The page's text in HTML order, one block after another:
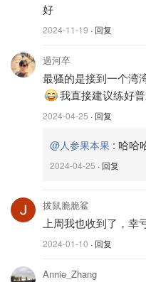
好
2024-11-19 · 回复
過河卒
最骚的是接到一个湾
我直接建议练好普
2024-04-25 · 回复
@人参果本果 : 哈哈
2024-04-25 · 回复
拔鼠脆脆鲨
上周我也收到了，幸
2024-01-10 · 回复
Annie_Zhang